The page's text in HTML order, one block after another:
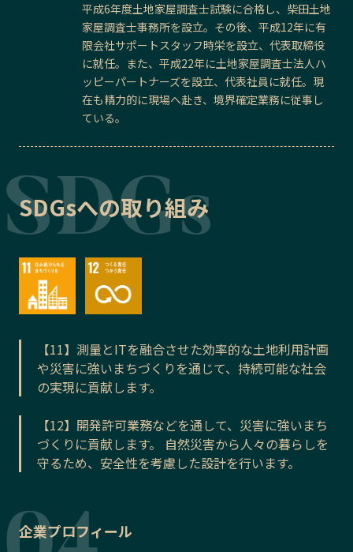
平成6年度土地家屋調査士試験に合格し、柴田土地
家屋調査士事務所を設立。その後、平成12年に有
限会社サポートスタッフ時栄を設立、代表取締役
に就任。また、平成22年に土地家屋調査士法人ハ
ッピーパートナーズを設立、代表社員に就任。現
在も精力的に現場へ赴き、境界確定業務に従事し
ている。
SDGsへの取り組み
【11】測量とITを融合させた効率的な土地利用計画
や災害に強いまちづくりを通じて、持続可能な社会
の実現に貢献します。
【12】開発許可業務などを通して、災害に強いまち
づくりに貢献します。 自然災害から人々の暮らしを
守るため、安全性を考慮した設計を行います。
企業プロフィール